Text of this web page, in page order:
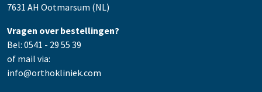
7631 AH Ootmarsum (NL)
Vragen over bestellingen?
Bel: 0541 - 29 55 39
of mail via:
info@orthokliniek.com